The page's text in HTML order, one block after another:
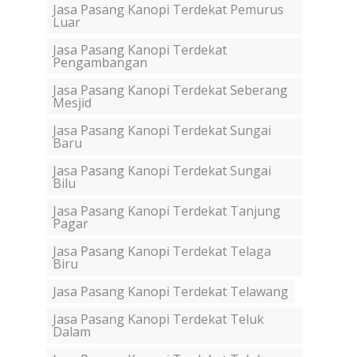
Jasa Pasang Kanopi Terdekat Pemurus
Luar
Jasa Pasang Kanopi Terdekat
Pengambangan
Jasa Pasang Kanopi Terdekat Seberang
Mesjid
Jasa Pasang Kanopi Terdekat Sungai
Baru
Jasa Pasang Kanopi Terdekat Sungai
Bilu
Jasa Pasang Kanopi Terdekat Tanjung
Pagar
Jasa Pasang Kanopi Terdekat Telaga
Biru
Jasa Pasang Kanopi Terdekat Telawang
Jasa Pasang Kanopi Terdekat Teluk
Dalam